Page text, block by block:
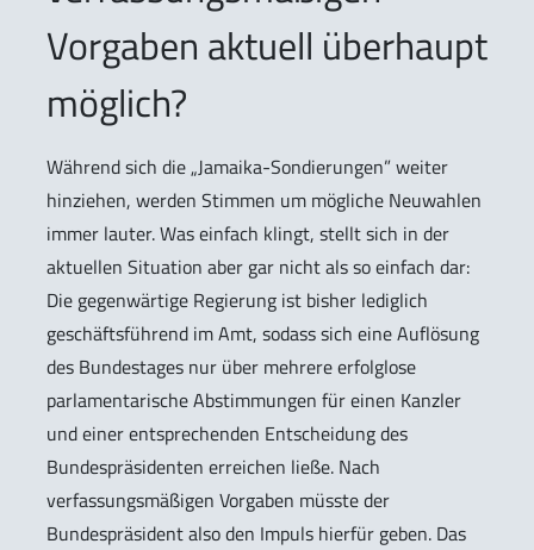
Vorgaben aktuell überhaupt
möglich?
Während sich die „Jamaika-Sondierungen” weiter
hinziehen, werden Stimmen um mögliche Neuwahlen
immer lauter. Was einfach klingt, stellt sich in der
aktuellen Situation aber gar nicht als so einfach dar:
Die gegenwärtige Regierung ist bisher lediglich
geschäftsführend im Amt, sodass sich eine Auflösung
des Bundestages nur über mehrere erfolglose
parlamentarische Abstimmungen für einen Kanzler
und einer entsprechenden Entscheidung des
Bundespräsidenten erreichen ließe. Nach
verfassungsmäßigen Vorgaben müsste der
Bundespräsident also den Impuls hierfür geben. Das